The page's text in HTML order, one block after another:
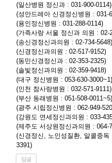
(일산병원 정신과 : 031-900-0114)
(성안드레아 신경정신병원 : 031-
(용인정신병원 : 031-288-0114)
(가족사랑 서울 정신과 의원 : 02-
(송신경정신과의원 : 02-734-5648)
(신경정신과의원 : 02-517-9152)
(동민신경정신과 : 02-353-2325)
(솔빛정신과의원 : 02-359-9418)
(대구 정신병원 : 053-630-3000~1)
(인천 참사랑병원 : 032-571-9111)
(부산 동래병원 : 051-508-0011~5)
(광주 시립정신병원 : 062-949-
(강원도 연세정신과의원 : 033-
(제주도 서상원정신과의원 : 064-
(신경정신, 노인성질환, 알콜중
3391)
답글